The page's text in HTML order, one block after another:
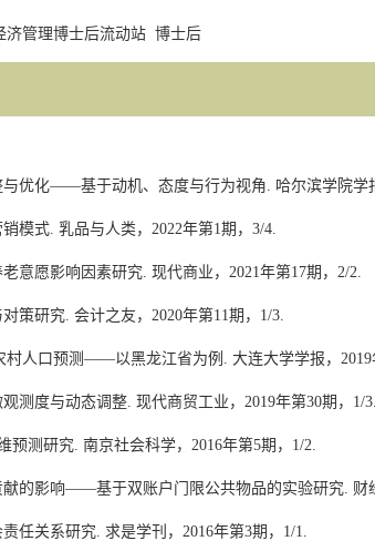
济管理博士后流动站 博士后
与优化——基于动机、态度与行为视角. 哈尔滨学院学
模式. 乳品与人类， 2022年第1期， 3/4.
意愿影响因素研究. 现代商业， 2021年第17期， 2/2.
策研究. 会计之友， 2020年第11期， 1/3.
村人口预测——以黑龙江省为例 . 大连大学学报， 2019
测度与动态调整. 现代商贸工业， 2019年第30期， 1/3.
预测研究. 南京社会科学， 2016年第5期， 1/2.
的影响——基于双账户门限公共物品的实验研究. 财
任关系研究. 求是学刊， 2016年第3期， 1/1.